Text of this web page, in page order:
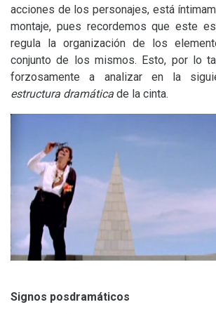
acciones de los personajes, está
montaje, pues recordemos que este
regula la organización de los
conjunto de los mismos. Esto, por lo
forzosamente a analizar en la
estructura dramática de la cinta.
Signos posdramáticos